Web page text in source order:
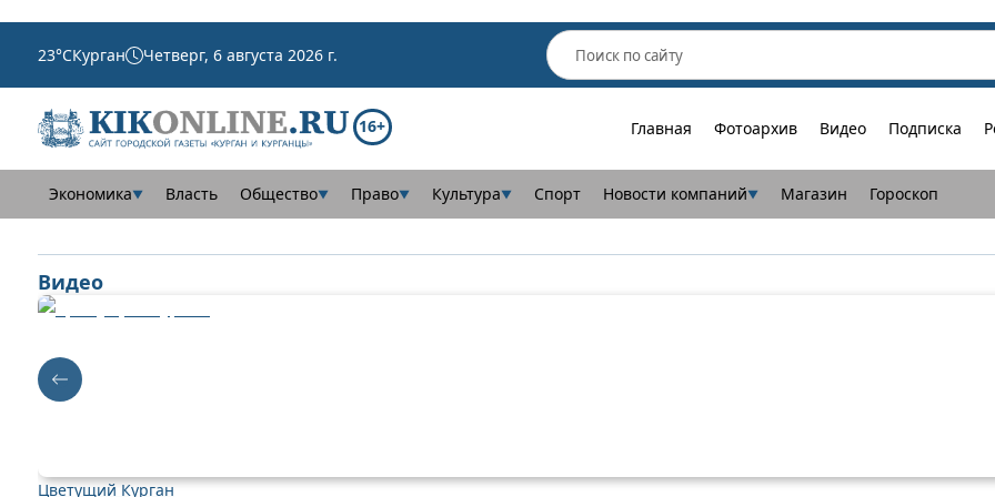
23°CКурган Четверг, 6 августа 2026 г.
16+ Главная Фотоархив Видео Подписка
Экономика▼ Власть Общество▼ Право▼ Культура▼ Спорт Новости компаний▼ Магазин Гороскоп
Видео
Цветущий Курган